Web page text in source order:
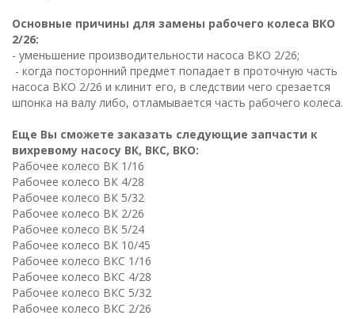
Основные причины для замены рабочего колеса ВКО
2/26:
- уменьшение производительности насоса ВКО 2/26;
- когда посторонний предмет попадает в проточную часть
насоса ВКО 2/26 и клинит его, в следствии чего срезается
шпонка на валу либо, отламывается часть рабочего колеса.
Еще Вы сможете заказать следующие запчасти к
вихревому насосу ВК, ВКС, ВКО:
Рабочее колесо ВК 1/16
Рабочее колесо ВК 4/28
Рабочее колесо ВК 5/32
Рабочее колесо ВК 2/26
Рабочее колесо ВК 5/24
Рабочее колесо ВК 10/45
Рабочее колесо ВКC 1/16
Рабочее колесо ВКC 4/28
Рабочее колесо ВКC 5/32
Рабочее колесо ВКC 2/26